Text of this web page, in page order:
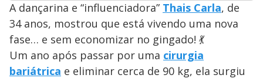
A dançarina e “influenciadora” Thais Carla, de
34 anos, mostrou que está vivendo uma nova
fase… e sem economizar no gingado! 💃
Um ano após passar por uma cirurgia
bariátrica e eliminar cerca de 90 kg, ela surgiu